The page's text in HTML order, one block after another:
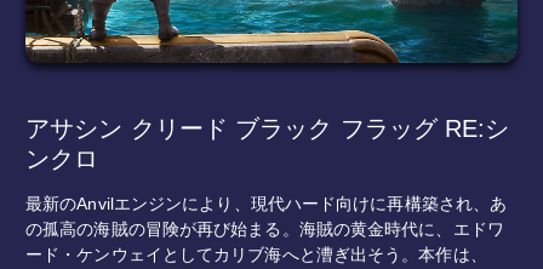
アサシン クリード ブラック フラッグ RE:シ
ンクロ
最新のAnvilエンジンにより、現代ハード向けに再構築され、あ
の孤高の海賊の冒険が再び始まる。海賊の黄金時代に、エドワ
ード・ケンウェイとしてカリブ海へと漕ぎ出そう。本作は、